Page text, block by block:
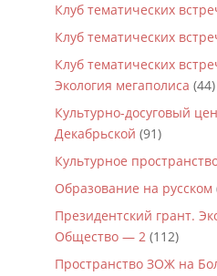
Клуб тематических
Клуб тематических
Клуб тематических
Экология мегаполиса (44)
Культурно-досуговый
Декабрьской (91)
Культурное
Образование на русском
Президентский грант.
Общество — 2(112)
Пространство ЗОЖ на